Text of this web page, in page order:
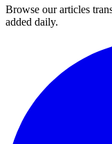
Browse our articles
added daily.